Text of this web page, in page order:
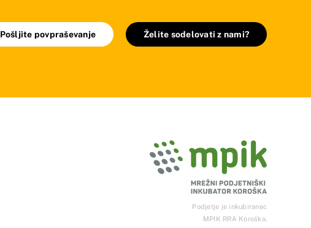
Pošljite povpraševanje Želite sodelovati z nami?
Podjetje je inkubiranec
MPIK RRA Koroška.